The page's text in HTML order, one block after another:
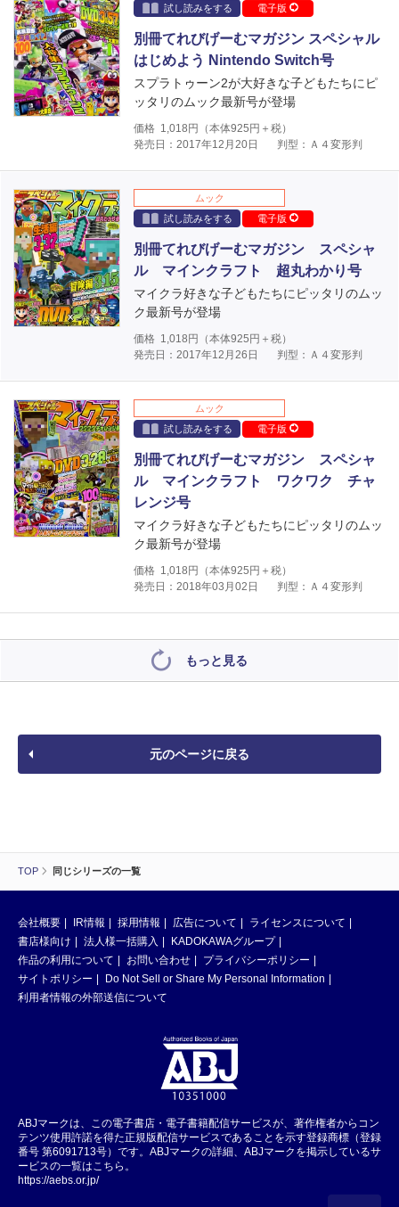
TOP 同じシリーズの一覧
試し読みをする
電子版
別冊てれびげーむマガジン スペシャル
はじめよう Nintendo Switch号
スプラトゥーン2が大好きな子どもたちにピ
ッタリのムック最新号が登場
価格 1,018 円（本体925 円＋税）
発売日：2017年12月20日
判型：Ａ４変形判
ムック
試し読みをする
電子版
別冊てれびげーむマガジン スペシャ
ル マインクラフト 超丸わかり号
マイクラ好きな子どもたちにピッタリのムッ
ク最新号が登場
価格 1,018 円（本体925 円＋税）
発売日：2017年12月26日
判型：Ａ４変形判
ムック
試し読みをする
電子版
別冊てれびげーむマガジン スペシャ
ル マインクラフト ワクワク チャ
レンジ号
マイクラ好きな子どもたちにピッタリのムッ
ク最新号が登場
価格 1,018 円（本体925 円＋税）
発売日：2018年03月02日
判型：Ａ４変形判
もっと見る
元のページに戻る
会社概要 IR情報 採用情報 広告について
ライセンスについて
書店様向け
法人様一括購入
KADOKAWAグループ
作品の利用について
お問い合わせ
プライバシーポリシー
サイトポリシー
Do Not Sell or Share My Personal Information
利用者情報の外部送信について
ABJマークは、この電子書店・電子書籍配信サービスが、著作権者からコン
テンツ使用許諾を得た正規版配信サービスであることを示す登録商標（登録
番号 第6091713号）です。ABJマークの詳細、ABJマークを掲示しているサ
ービスの一覧はこちら。
https://aebs.or.jp/